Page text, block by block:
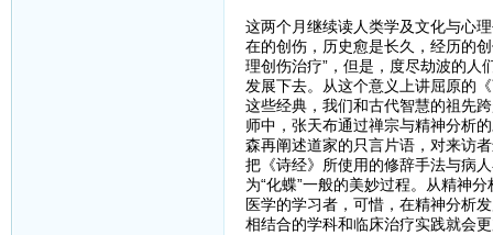
这两个月继续读人类学及文化与心
在的创伤，历史愈是长久，经历的
理创伤治疗”，但是，度尽劫波的人
发展下去。从这个意义上讲屈原的
这些经典，我们和古代智慧的祖先
师中，张天布通过禅宗与精神分析
森再阐述道家的只言片语，对来访
把《诗经》所使用的修辞手法与病
为“化蝶”一般的美妙过程。从精神
医学的学习者，可惜，在精神分析
相结合的学科和临床治疗实践就会